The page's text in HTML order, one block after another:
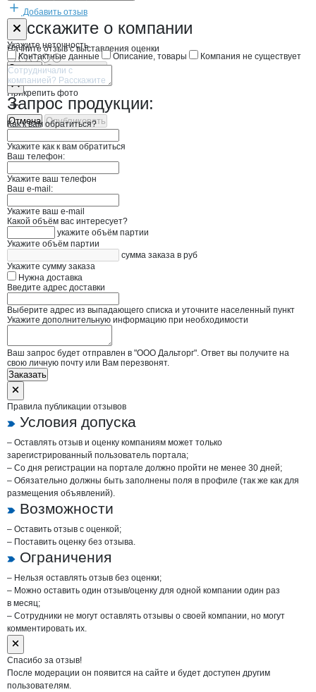
Добавить отзыв
Расскажите о компании
Начните отзыв с выставления оценки
Прикрепить фото
Отмена Опубликовать
Форма обратной связи о неточностях
Укажите неточность
Контактные данные
Описание, товары Компания не существует
Отмена Опубликовать
Запрос продукции:
Как к вам обратиться?
Укажите как к вам обратиться
Ваш телефон:
Укажите ваш телефон
Ваш e-mail:
Укажите ваш e-mail
Какой объём вас интересует?
укажите объём партии
Укажите объём партии
сумма заказа в руб
Укажите сумму заказа
Нужна доставка
Введите адрес доставки
Выберите адрес из выпадающего списка и уточните населенный пункт
Укажите дополнительную информацию при необходимости
Ваш запрос будет отправлен в "ООО Дальторг". Ответ вы получите на
свою личную почту или Вам перезвонят.
Заказать
Правила публикации отзывов
Условия допуска
– Оставлять отзыв и оценку компаниям может только
зарегистрированный пользователь портала;
– Со дня регистрации на портале должно пройти не менее 30 дней;
– Обязательно должны быть заполнены поля в профиле (так же как для
размещения объявлений).
Возможности
– Оставить отзыв с оценкой;
– Поставить оценку без отзыва.
Ограничения
– Нельзя оставлять отзыв без оценки;
– Можно оставить один отзыв/оценку для одной компании один раз
в месяц;
– Сотрудники не могут оставлять отзывы о своей компании, но могут
комментировать их.
Спасибо за отзыв!
После модерации он появится на сайте и будет доступен другим
пользователям.